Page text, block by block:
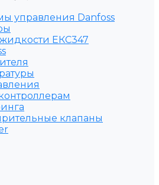
управления Danfoss
ЕКС347
клапаны